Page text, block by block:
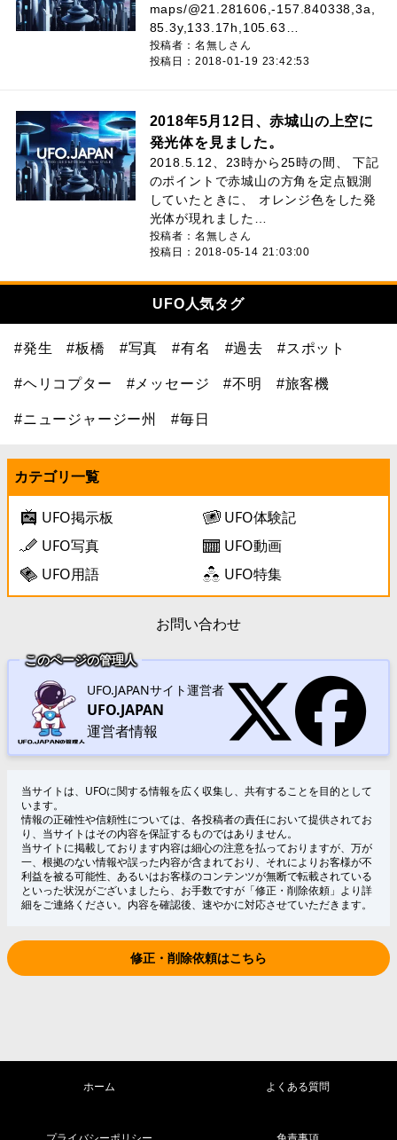
maps/@21.281606,-157.840338,3a,
85.3y,133.17h,105.63…
投稿者：名無しさん
投稿日：2018-01-19 23:42:53
2018年5月12日、赤城山の上空に
発光体を見ました。
2018.5.12、23時から25時の間、 下記
のポイントで赤城山の方角を定点観測
していたときに、 オレンジ色をした発
光体が現れました…
投稿者：名無しさん
投稿日：2018-05-14 21:03:00
UFO人気タグ
#発生 #板橋 #写真 #有名 #過去 #スポット
#ヘリコプター #メッセージ #不明 #旅客機
#ニュージャージー州 #毎日
カテゴリ一覧
UFO掲示板
UFO体験記
UFO写真
UFO動画
UFO用語
UFO特集
お問い合わせ
このページの管理人
UFO.JAPANサイト運営者
UFO.JAPAN
運営者情報
当サイトは、UFOに関する情報を広く収集し、共有することを目的として
います。
情報の正確性や信頼性については、各投稿者の責任において提供されてお
り、当サイトはその内容を保証するものではありません。
当サイトに掲載しております内容は細心の注意を払っておりますが、万が
一、根拠のない情報や誤った内容が含まれており、それによりお客様が不
利益を被る可能性、あるいはお客様のコンテンツが無断で転載されている
といった状況がございましたら、お手数ですが「修正・削除依頼」より詳
細をご連絡ください。内容を確認後、速やかに対応させていただきます。
修正・削除依頼はこちら
ホーム よくある質問